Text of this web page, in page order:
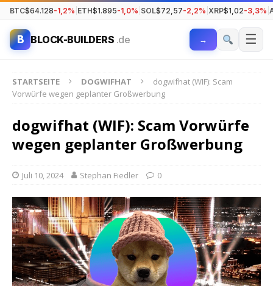
BTC$64.128-1,2% ETH$1.895-1,0% SOL$72,57-2,2% XRP$1,02-3,3%
B BLOCK-BUILDERS .de → ☰
STARTSEITE DOGWIFHAT
dogwifhat (WIF): Scam
Vorwürfe wegen geplanter Großwerbung
dogwifhat (WIF): Scam Vorwürfe
wegen geplanter Großwerbung
Juli 10, 2024 Stephan Fiedler 0